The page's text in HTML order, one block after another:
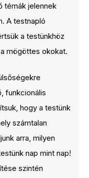
témák jelennek
A testnapló
a testünkhöz
mögöttes okokat.
funkcionális
hogy a testünk
számtalan
arra, milyen
nap mint nap!
szintén